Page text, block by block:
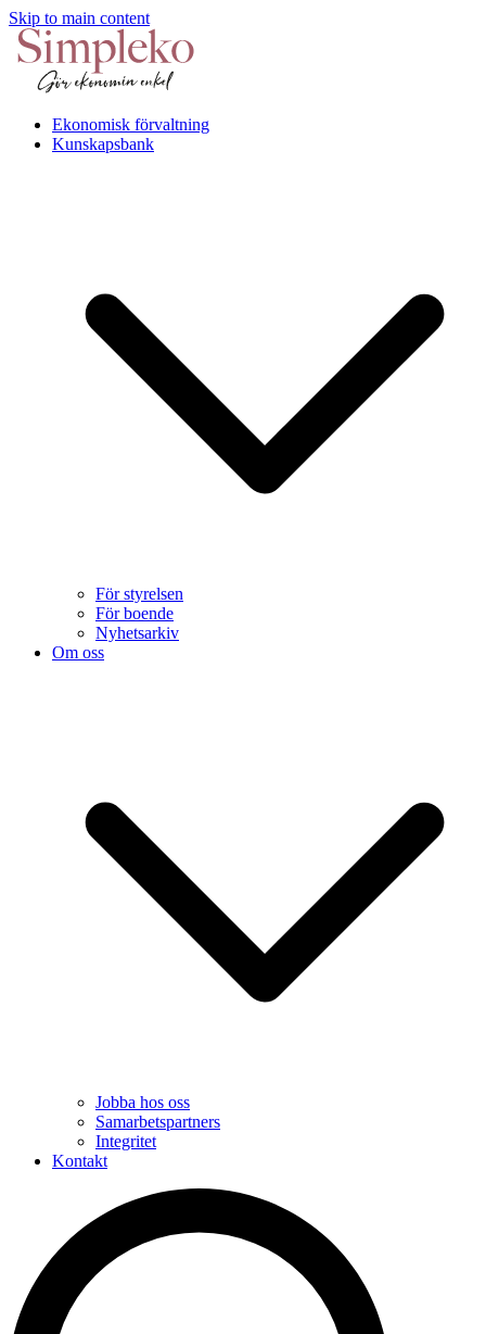
Skip to main content
Ekonomisk förvaltning
Kunskapsbank
För styrelsen
För boende
Nyhetsarkiv
Om oss
Jobba hos oss
Samarbetspartners
Integritet
Kontakt